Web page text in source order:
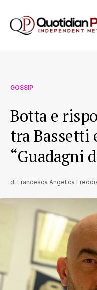
GOSSIP
Botta e
tra Bassetti
“Guadagni
di Francesca Angelica